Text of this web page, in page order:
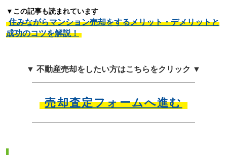
▼この記事も読まれています
住みながらマンション売却をするメリット・デメリットと
成功のコツを解説！
▼ 不動産売却をしたい方はこちらをクリック ▼
売却査定フォームへ進む